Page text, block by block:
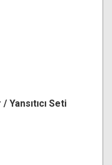
Yansıtıcı Seti